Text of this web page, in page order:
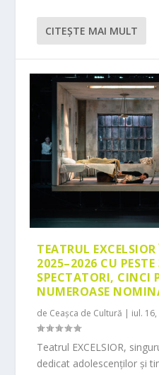
CITEŞTE MAI MULT
TEATRUL
2025–2026 CU PESTE
SPECTATORI, CINCI
NUMEROASE
de Ceașca de Cultură | iul.
Teatrul EXCELSIOR,
dedicat adolescenților și